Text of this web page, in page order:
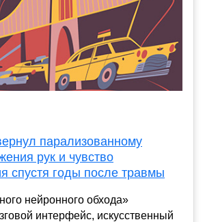
парализованному
рук и чувство
спустя годы после травмы
нейронного обхода»
интерфейс, искусственный